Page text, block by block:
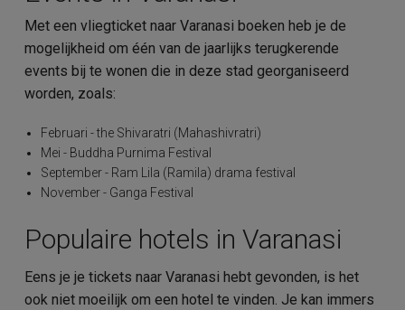
Met een vliegticket naar Varanasi boeken heb je de
mogelijkheid om één van de jaarlijks terugkerende
events bij te wonen die in deze stad georganiseerd
worden, zoals:
Februari - the Shivaratri (Mahashivratri)
Mei - Buddha Purnima Festival
September - Ram Lila (Ramila) drama festival
November - Ganga Festival
Populaire hotels in Varanasi
Eens je je tickets naar Varanasi hebt gevonden, is het
ook niet moeilijk om een hotel te vinden. Je kan immers